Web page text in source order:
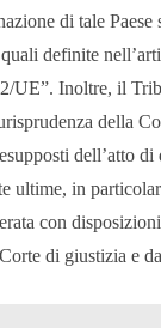
di tale
definite
Inoltre, il
della
dell’atto
ultime, in
con
di giustizia e